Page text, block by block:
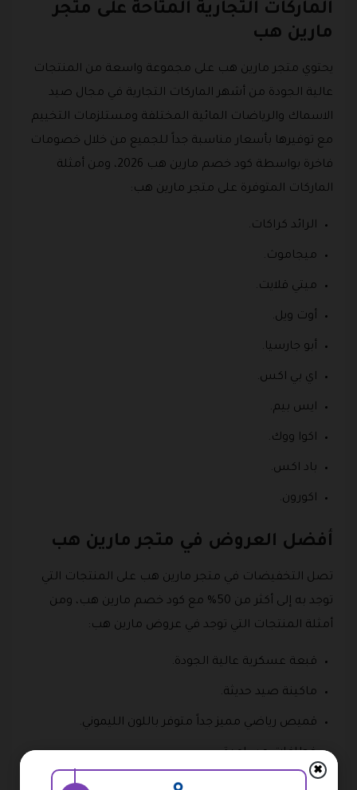
الماركات التجارية المتاحة على متجر
مارين هب
يحتوي متجر مارين هب على مجموعة واسعة من المنتجات
عالية الجودة من أشهر الماركات التجارية في مجال صيد
الاسماك والرياضات المائية المختلفة ومستلزمات التخييم
مع توفيرها بأسعار مناسبة جداً للجميع من خلال خصومات
فاخرة بواسطة كود خصم مارين هب 2026، ومن أمثلة
الماركات المتوفرة على متجر مارين هب:
الرائد كراكات.
ميجاموث.
ميتي قلايت.
أوت ويل.
أبو جارسيا.
اي بي اكس.
ايس بيم.
اكوا ووك.
باد اكس.
اكورون.
أفضل العروض في متجر مارين هب
تصل التخفيضات في متجر مارين هب على المنتجات التي
توجد به إلى أكثر من 50% مع كود خصم مارين هب، ومن
أمثلة المنتجات التي توجد في عروض مارين هب:
قبعة عسكرية عالية الجودة.
ماكينة صيد حديثة.
قميص رياضي مميز جداً متوفر باللون الليموني.
خطافات مساعدة.
بكرة صيد دوارة.
✖